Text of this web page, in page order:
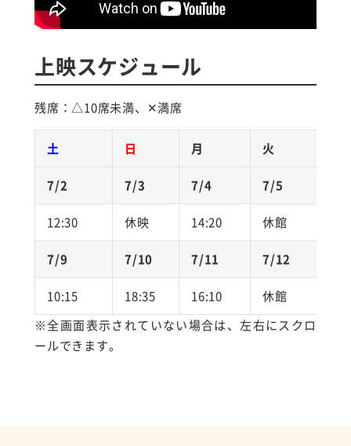
上映スケジュール
残席：△10席未満、✕満席
土 日 月 火
7/2 7/3 7/4 7/5
12:30 休映 14:20 休館
7/9 7/10 7/11 7/12
10:15 18:35 16:10 休館
※全画面表示されていない場合は、左右にスクロ
ールできます。